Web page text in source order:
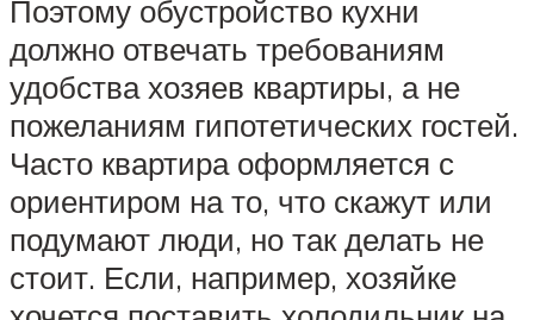
Поэтому обустройство кухни
должно отвечать требованиям
удобства хозяев квартиры, а не
пожеланиям гипотетических гостей.
Часто квартира оформляется с
ориентиром на то, что скажут или
подумают люди, но так делать не
стоит. Если, например, хозяйке